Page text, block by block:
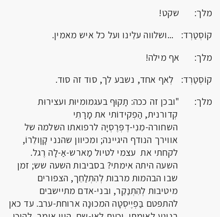
מלך: שקט!
קוֹסְטַרְד: ...ושלווה עלֵינו ועל כל איש מאמין.
מלך: אף מילה!
קוֹסְטַרְד: לְאף אחד, נשבע לך, סוד זה סוד.
מלך: "ובכן זה ככה: תָקוּף בעגמומיוּת ועצירוּת
קְדורנית, הַפְקידוֹתי את מָרָתִי
השחורה-מִנִי-דֶפְּרֶסְיָה לרפואתו השלמה של
אווירך הנודף היגיינה; ומכיוון שהנני קָוָולֵרוֹ,
לקחתי את עצמי לטיול מַארש-אַ-לָה רֶגל.
השעה היתה אימתי? בסביבות השעה שש; זמן
שבו הבהמות מרבות לְהִתְלַחֵך, הצפורים
מיטיבות לְהִתְנַקֵר, ובני-אדם מתיישבים
להתפּטם בַּפְיֶיסְטָה המכוּנָה ארוחת-ערב. עד כאן